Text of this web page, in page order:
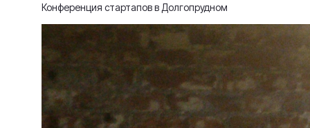
Конференция стартапов в Долгопрудном